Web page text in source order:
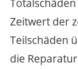
Zeitwert der
Teilschäden
die